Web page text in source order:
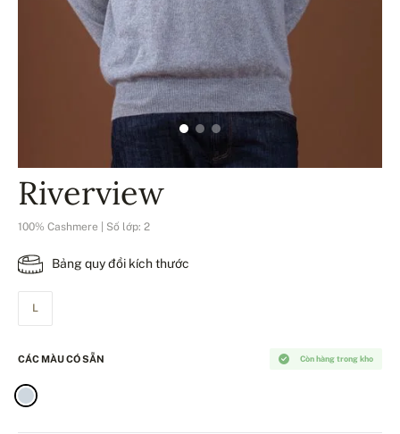
Riverview
100% Cashmere | Số lớp: 2
Bảng quy đổi kích thước
L
Còn hàng trong kho
CÁC MÀU CÓ SẴN